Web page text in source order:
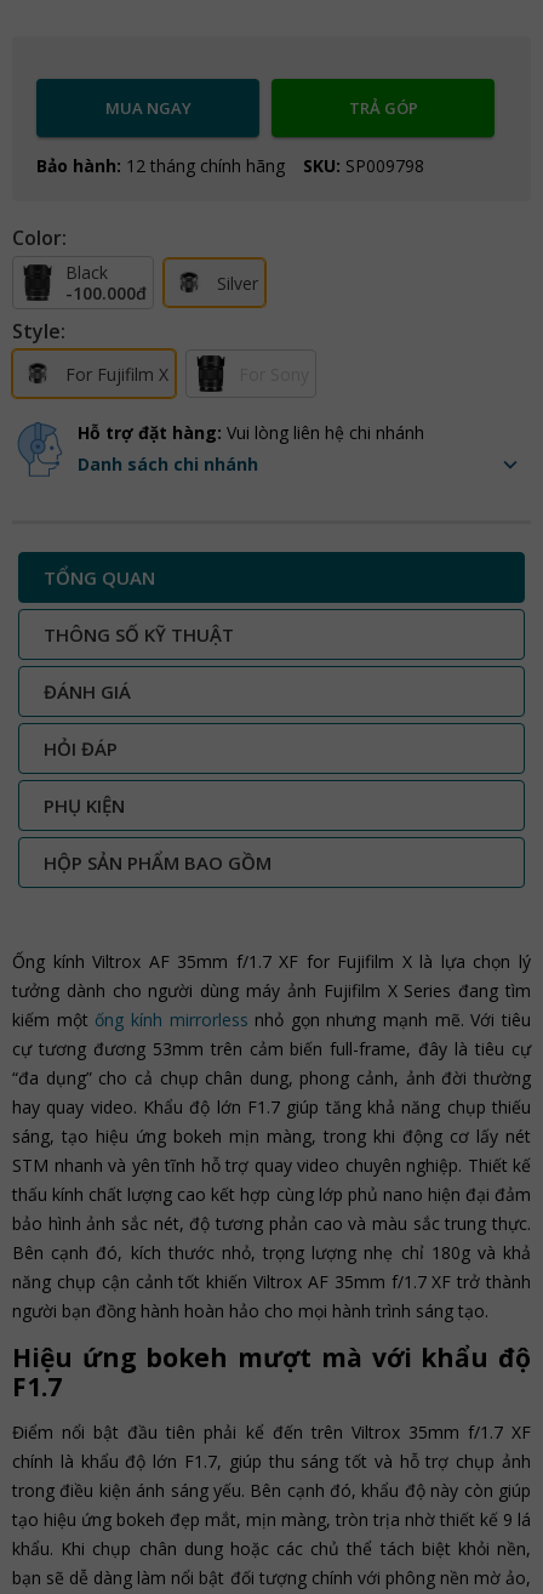
MUA NGAY TRẢ GÓP
Bảo hành: 12 tháng chính hãng SKU: SP009798
Color:
Black
-100.000đ
Silver
Style:
For Fujifilm X
Hỗ trợ đặt hàng: Vui lòng liên hệ chi nhánh
Danh sách chi nhánh
TỔNG QUAN
THÔNG SỐ KỸ THUẬT
ĐÁNH GIÁ
HỎI ĐÁP
PHỤ KIỆN
HỘP SẢN PHẨM BAO GỒM
Ống kính Viltrox AF 35mm f/1.7 XF for Fujifilm X là lựa chọn lý
tưởng dành cho người dùng máy ảnh Fujifilm X Series đang tìm
kiếm một ống kính mirrorless nhỏ gọn nhưng mạnh mẽ. Với tiêu
cự tương đương 53mm trên cảm biến full-frame, đây là tiêu cự
“đa dụng” cho cả chụp chân dung, phong cảnh, ảnh đời thường
hay quay video. Khẩu độ lớn F1.7 giúp tăng khả năng chụp thiếu
sáng, tạo hiệu ứng bokeh mịn màng, trong khi động cơ lấy nét
STM nhanh và yên tĩnh hỗ trợ quay video chuyên nghiệp. Thiết kế
thấu kính chất lượng cao kết hợp cùng lớp phủ nano hiện đại đảm
bảo hình ảnh sắc nét, độ tương phản cao và màu sắc trung thực.
Bên cạnh đó, kích thước nhỏ, trọng lượng nhẹ chỉ 180g và khả
năng chụp cận cảnh tốt khiến Viltrox AF 35mm f/1.7 XF trở thành
người bạn đồng hành hoàn hảo cho mọi hành trình sáng tạo.
Hiệu ứng bokeh mượt mà với khẩu độ
F1.7
Điểm nổi bật đầu tiên phải kể đến trên Viltrox 35mm f/1.7 XF
chính là khẩu độ lớn F1.7, giúp thu sáng tốt và hỗ trợ chụp ảnh
trong điều kiện ánh sáng yếu. Bên cạnh đó, khẩu độ này còn giúp
tạo hiệu ứng bokeh đẹp mắt, mịn màng, tròn trịa nhờ thiết kế 9 lá
khẩu. Khi chụp chân dung hoặc các chủ thể tách biệt khỏi nền,
bạn sẽ dễ dàng làm nổi bật đối tượng chính với phông nền mờ ảo,